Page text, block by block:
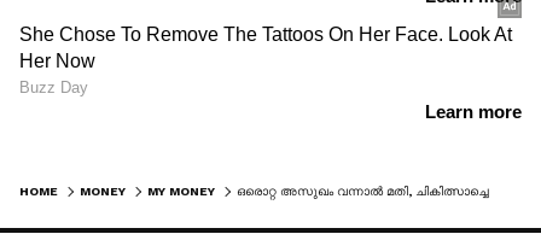
HOME MONEY MY MONEY